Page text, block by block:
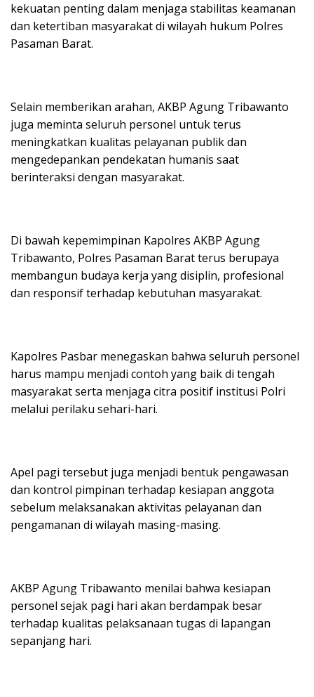
kekuatan penting dalam menjaga stabilitas keamanan
dan ketertiban masyarakat di wilayah hukum Polres
Pasaman Barat.
Selain memberikan arahan, AKBP Agung Tribawanto
juga meminta seluruh personel untuk terus
meningkatkan kualitas pelayanan publik dan
mengedepankan pendekatan humanis saat
berinteraksi dengan masyarakat.
Di bawah kepemimpinan Kapolres AKBP Agung
Tribawanto, Polres Pasaman Barat terus berupaya
membangun budaya kerja yang disiplin, profesional
dan responsif terhadap kebutuhan masyarakat.
Kapolres Pasbar menegaskan bahwa seluruh personel
harus mampu menjadi contoh yang baik di tengah
masyarakat serta menjaga citra positif institusi Polri
melalui perilaku sehari-hari.
Apel pagi tersebut juga menjadi bentuk pengawasan
dan kontrol pimpinan terhadap kesiapan anggota
sebelum melaksanakan aktivitas pelayanan dan
pengamanan di wilayah masing-masing.
AKBP Agung Tribawanto menilai bahwa kesiapan
personel sejak pagi hari akan berdampak besar
terhadap kualitas pelaksanaan tugas di lapangan
sepanjang hari.